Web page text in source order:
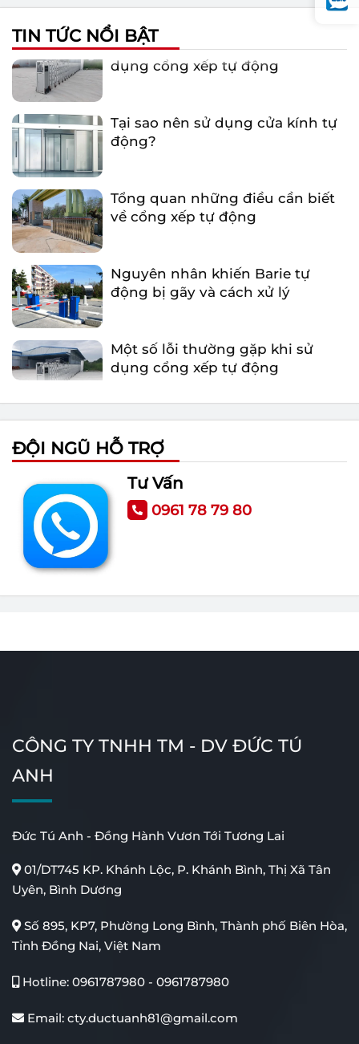
TIN TỨC NỔI BẬTdụng cổng xếp tự động
động?
về cổng xếp tự động
động bị gãy và cách xử lý
dụng cổng xếp tự động
Tổng quan những điều cần biết
về cổng xếp tự động
động bị gãy và cách xử lý
ĐỘI NGŨ HỖ TRỢ
Tư Vấn
0961 78 79 80
CÔNG TY TNHH TM - DV ĐỨC TÚ
ANH
Đức Tú Anh - Đồng Hành Vươn Tới Tương Lai
01/DT745 KP. Khánh Lộc, P. Khánh Bình, Thị Xã Tân
Uyên, Bình Dương
Số 895, KP7, Phường Long Bình, Thành phố Biên Hòa,
Tỉnh Đồng Nai, Việt Nam
Hotline: 0961787980 - 0961787980
Email: cty.ductuanh81@gmail.com